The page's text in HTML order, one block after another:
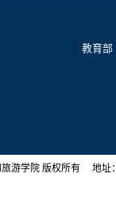
教育部
游学院 版权所有 地址